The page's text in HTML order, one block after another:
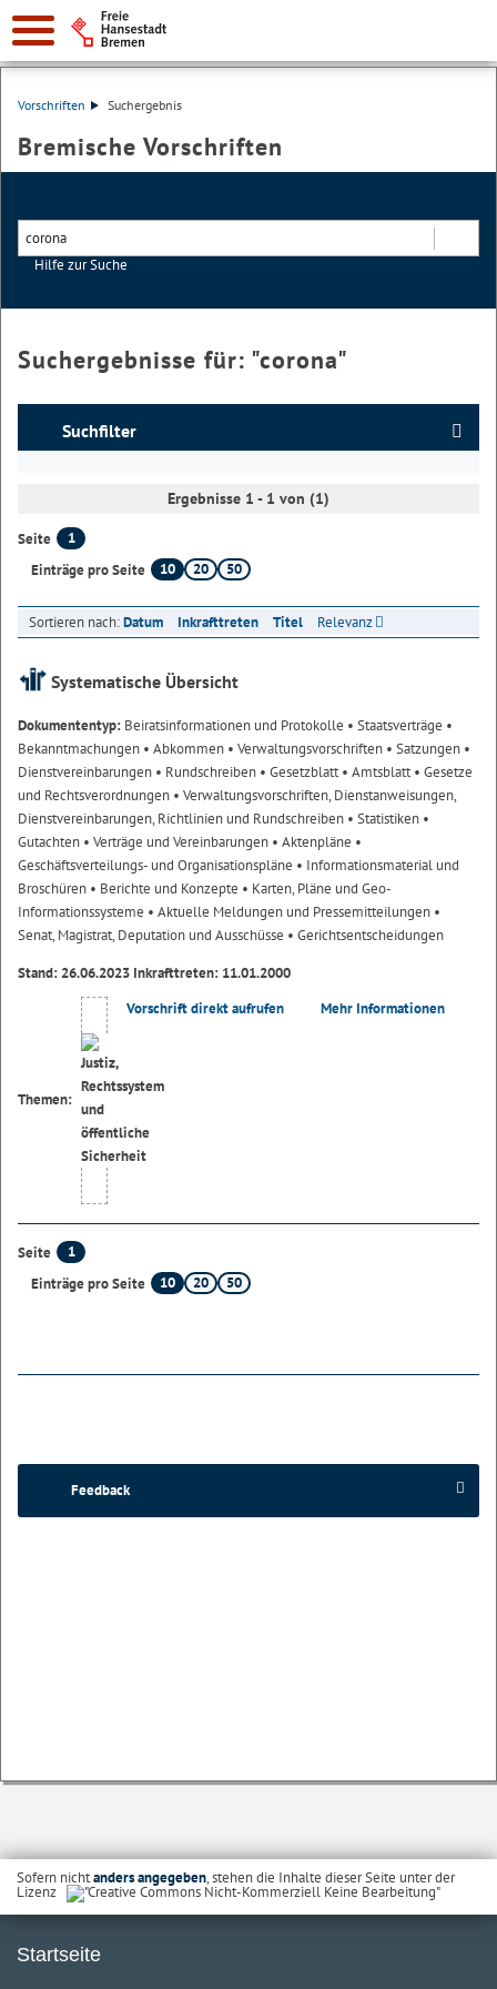
Vorschriften Suchergebnis
Bremische Vorschriften
Hilfe zur Suche
Suchergebnisse für: "corona"
Suchfilter
Ergebnisse 1 - 1 von (1)
Seite
1
Einträge pro Seite
10 20 50
Sortieren nach:Datum Inkrafttreten Titel Relevanz
Systematische Übersicht
Dokumententyp: Beiratsinformationen und Protokolle • Staatsverträge •
Bekanntmachungen • Abkommen • Verwaltungsvorschriften • Satzungen •
Dienstvereinbarungen • Rundschreiben • Gesetzblatt• Amtsblatt• Gesetze
und Rechtsverordnungen • Verwaltungsvorschriften, Dienstanweisungen,
Dienstvereinbarungen, Richtlinien und Rundschreiben • Statistiken •
Gutachten • Verträge und Vereinbarungen • Aktenpläne •
Geschäftsverteilungs- und Organisationspläne • Informationsmaterial und
Broschüren • Berichte und Konzepte • Karten, Pläne und Geo-
Informationssysteme • Aktuelle Meldungen und Pressemitteilungen •
Senat, Magistrat, Deputation und Ausschüsse • Gerichtsentscheidungen
Stand: 26.06.2023 Inkrafttreten: 11.01.2000
Themen:
Vorschrift direkt aufrufen Mehr Informationen
Seite
1
Einträge pro Seite
10 20 50
Feedback
Sofern nichtanders angegeben, stehen die Inhalte dieser Seite unter der
Lizenz
Startseite